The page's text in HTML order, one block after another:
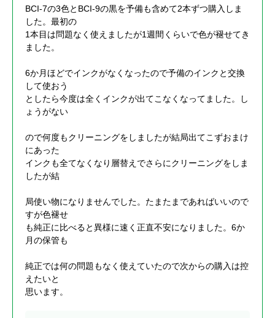
BCI-7の3色とBCI-9の黒を予備も含めて2本ずつ購入しま
した。最初の
1本目は問題なく使えましたが1週間くらいで色が褪せてき
ました。
6か月ほどでインクがなくなったので予備のインクと交換
して使おう
としたら今度は全くインクが出てこなくなってました。し
ょうがない
ので何度もクリーニングをしましたが結局出てこずおまけ
にあった
インクも全てなくなり層替えでさらにクリーニングをしま
したが結
局使い物になりませんでした。たまたまであればいいので
すが色褪せ
も純正に比べると異様に速く正直不安になりました。6か
月の保管も
純正では何の問題もなく使えていたので次からの購入は控
えたいと
思います。